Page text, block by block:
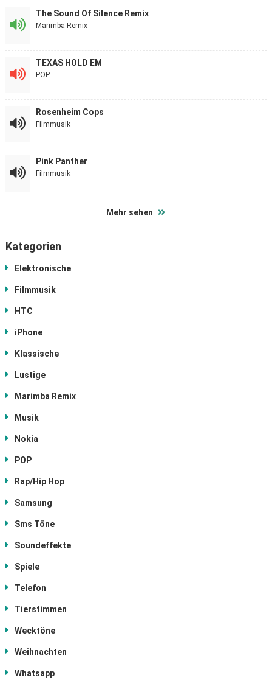
The Sound Of Silence Remix
Marimba Remix
TEXAS HOLD EM
POP
Rosenheim Cops
Filmmusik
Pink Panther
Filmmusik
Mehr sehen
Kategorien
Elektronische
Filmmusik
HTC
iPhone
Klassische
Lustige
Marimba Remix
Musik
Nokia
POP
Rap/Hip Hop
Samsung
Sms Töne
Soundeffekte
Spiele
Telefon
Tierstimmen
Wecktöne
Weihnachten
Whatsapp